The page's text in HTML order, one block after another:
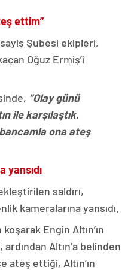
ettim”
Şubesi ekipleri,
Oğuz Ermiş’i
“Olay günü
ile karşılaştık.
ona ateş
yansıdı
saldırı,
kameralarına yansıdı.
Engin Altın’ın
Altın’a belinden
ateş ettiği, Altın’ın